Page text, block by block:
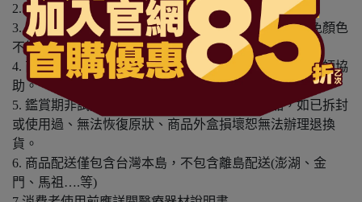
2. 商品包裝會有新舊轉換期，依實際收到商品為準。
3. 商品下訂前，建議實際試色、試用後再行購買，避免顏色
不符或肌膚不適等症狀。
4. 商品使用後若出現不適或非預期反應，請尋求專業醫師協
助。
5. 鑑賞期非試用期，本產品屬於私人消耗性產品，如已拆封
或使用過、無法恢復原狀、商品外盒損壞恕無法辦理退換
貨。
6. 商品配送僅包含台灣本島，不包含離島配送(澎湖、金
門、馬祖….等)